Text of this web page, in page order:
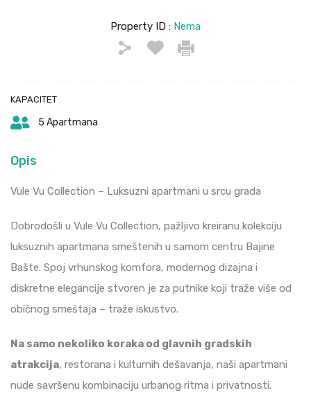
Property ID : Nema
KAPACITET
5 Apartmana
Opis
Vule Vu Collection – Luksuzni apartmani u srcu grada
Dobrodošli u Vule Vu Collection, pažljivo kreiranu kolekciju
luksuznih apartmana smeštenih u samom centru Bajine
Bašte. Spoj vrhunskog komfora, modernog dizajna i
diskretne elegancije stvoren je za putnike koji traže više od
običnog smeštaja – traže iskustvo.
Na samo nekoliko koraka od glavnih gradskih
atrakcija, restorana i kulturnih dešavanja, naši apartmani
nude savršenu kombinaciju urbanog ritma i privatnosti.